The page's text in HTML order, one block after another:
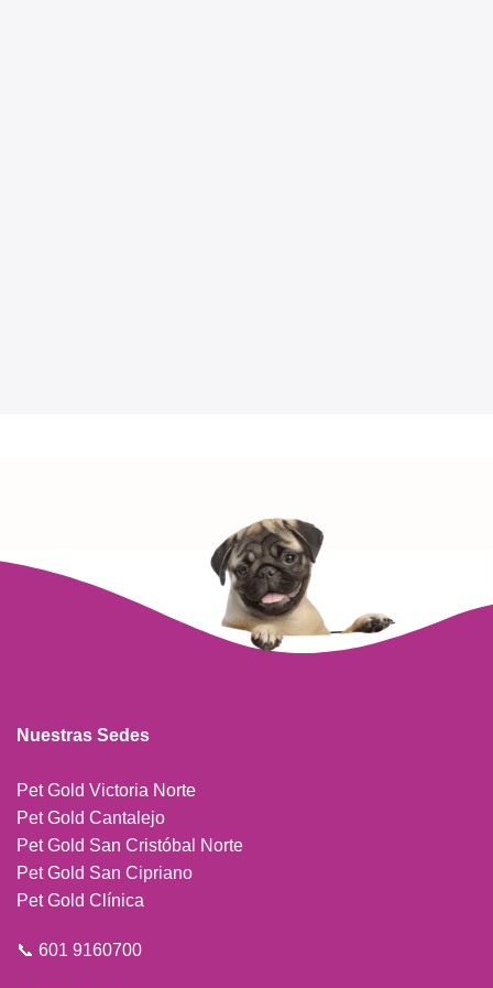
Nuestras Sedes
Pet Gold Victoria Norte
Pet Gold Cantalejo
Pet Gold San Cristóbal Norte
Pet Gold San Cipriano
Pet Gold Clínica
📞 601 9160700